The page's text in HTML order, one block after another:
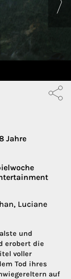
Jahre
Luciane
und
erobert die
voller
Tod ihres
auf